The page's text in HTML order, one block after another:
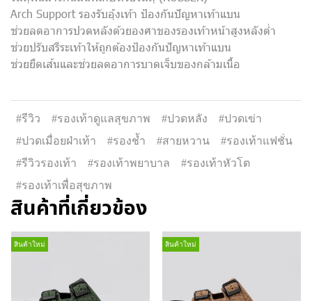
Arch Support รองรับอุ้งเท้า ป้องกันปัญหาเท้าแบน
ช่วยลดอาการปวดหลังด้วยองศาของรองเท้าหน้าสูงหลังต่ำ
ช่วยปรับสรีระเท้าให้ถูกต้องป้องกันปัญหาเท้าแบน
ช่วยยืดเส้นและช่วยลดอาการบาดเจ็บของกล้ามเนื้อ
#รีวิว #รองเท้าดูแลสุขภาพ #ปวดหลัง
#ปวดเข่า
#ปวดเมื่อยฝ่าเท้า
#รองช้ำ #สายหวาน
#รองเท้าแฟชั่น
#รีวิวรองเท้า
#รองเท้าพยาบาล
#รองเท้าหัวโต
#รองเท้าเพื่อสุขภาพ
สินค้าที่เกี่ยวข้อง
สินค้าใหม่ สินค้าใหม่